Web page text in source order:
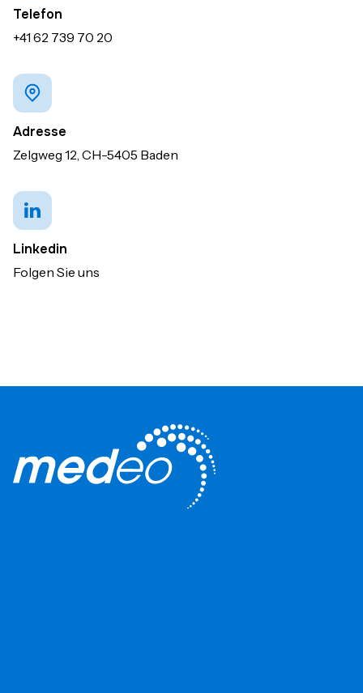
Telefon
+41 62 739 70 20
Adresse
Zelgweg 12, CH-5405 Baden
Linkedin
Folgen Sie uns